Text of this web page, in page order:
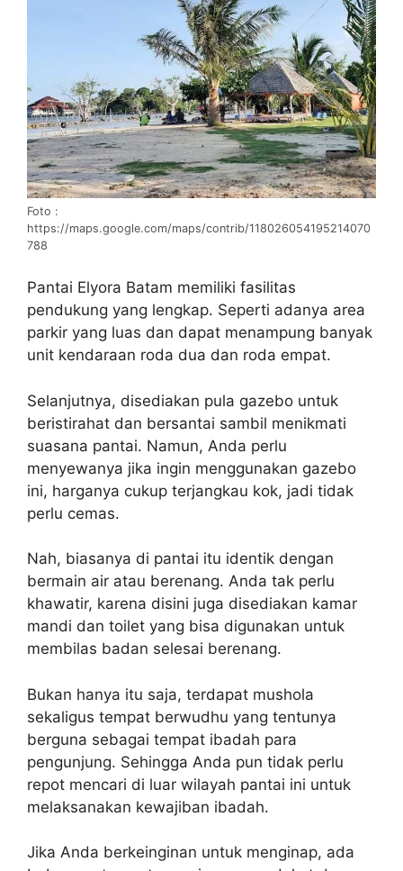
Foto :
https://maps.google.com/maps/contrib/118026054195214070
788
Pantai Elyora Batam memiliki fasilitas
pendukung yang lengkap. Seperti adanya area
parkir yang luas dan dapat menampung banyak
unit kendaraan roda dua dan roda empat.
Selanjutnya, disediakan pula gazebo untuk
beristirahat dan bersantai sambil menikmati
suasana pantai. Namun, Anda perlu
menyewanya jika ingin menggunakan gazebo
ini, harganya cukup terjangkau kok, jadi tidak
perlu cemas.
Nah, biasanya di pantai itu identik dengan
bermain air atau berenang. Anda tak perlu
khawatir, karena disini juga disediakan kamar
mandi dan toilet yang bisa digunakan untuk
membilas badan selesai berenang.
Bukan hanya itu saja, terdapat mushola
sekaligus tempat berwudhu yang tentunya
berguna sebagai tempat ibadah para
pengunjung. Sehingga Anda pun tidak perlu
repot mencari di luar wilayah pantai ini untuk
melaksanakan kewajiban ibadah.
Jika Anda berkeinginan untuk menginap, ada